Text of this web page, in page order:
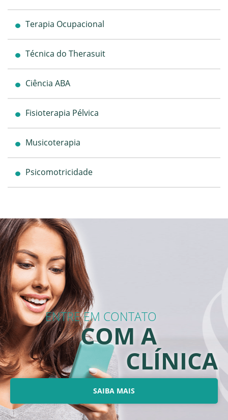
Terapia Ocupacional
Técnica do Therasuit
Ciência ABA
Fisioterapia Pélvica
Musicoterapia
Psicomotricidade
ENTRE EM CONTATO
COM A
CLÍNICA
SAIBA MAIS